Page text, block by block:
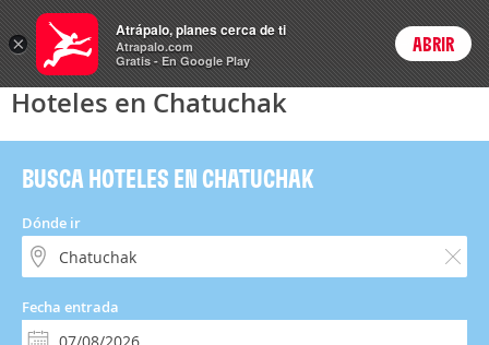
Hoteles Login
Hoteles en Chatuchak
BUSCA HOTELES EN CHATUCHAK
Dónde ir
Fecha entrada
×
Atrápalo, planes cerca de ti
Atrapalo.com
Gratis - En Google Play
ABRIR